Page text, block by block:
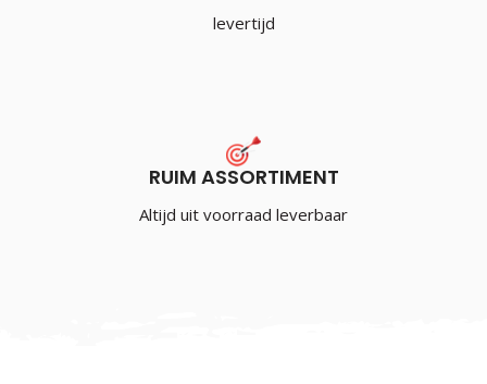
levertijd
RUIM ASSORTIMENT
Altijd uit voorraad leverbaar